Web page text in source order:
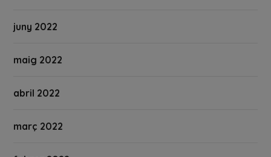
juny 2022
maig 2022
abril 2022
març 2022